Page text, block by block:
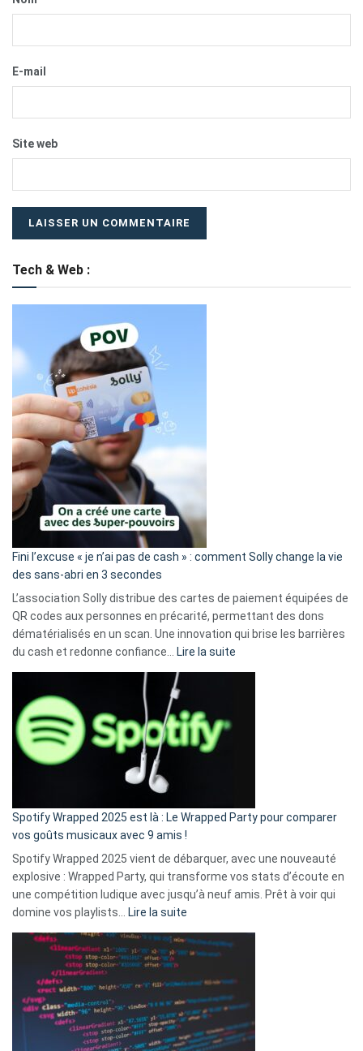
E-mail
Site web
Tech & Web :
Fini l’excuse « je n’ai pas de cash » : comment Solly change la vie
des sans-abri en 3 secondes
L’association Solly distribue des cartes de paiement équipées de
QR codes aux personnes en précarité, permettant des dons
dématérialisés en un scan. Une innovation qui brise les barrières
du cash et redonne confiance…
Lire la suite
»
Solly
change
la
des
3
secondes
Spotify Wrapped 2025 est là : Le Wrapped Party pour comparer
vos goûts musicaux avec 9 amis !
Spotify Wrapped 2025 vient de débarquer, avec une nouveauté
explosive : Wrapped Party, qui transforme vos stats d’écoute en
une compétition ludique avec jusqu’à neuf amis. Prêt à voir qui
domine vos playlists…
Lire la suite
Wrapped
est
là
:
Le